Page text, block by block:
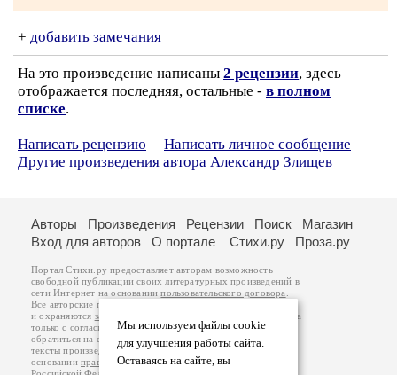
+ добавить замечания
На это произведение написаны 2 рецензии, здесь
отображается последняя, остальные - в полном
списке.
Написать рецензию
Написать личное сообщение
Другие произведения автора Александр Злищев
Мы используем файлы cookie
для улучшения работы сайта.
Оставаясь на сайте, вы
Авторы Произведения Рецензии Поиск
Магазин
Вход для авторов
О портале Стихи.ру Проза.ру
Портал Стихи.ру предоставляет авторам возможность
свободной публикации своих литературных произведений в
сети Интернет на основаниипользовательского договора
Все авторские права на произведения принадлежат авторам
и охраняются законом
. Перепечатка произведений возможна
только с согласия его автора, к которому вы можете
обратиться на его авторской странице. Ответственность за
тексты произведений авторы несут самостоятельно на
основанииправил публикацииизаконодательства